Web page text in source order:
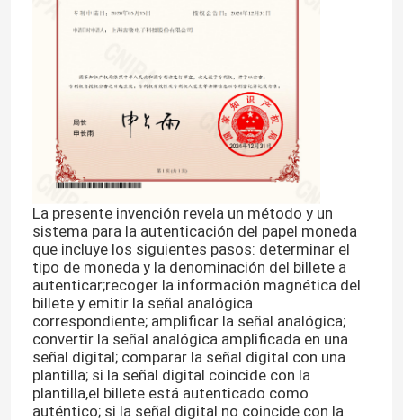
La presente invención revela un método y un
sistema para la autenticación del papel moneda
que incluye los siguientes pasos: determinar el
tipo de moneda y la denominación del billete a
autenticar;recoger la información magnética del
billete y emitir la señal analógica
correspondiente; amplificar la señal analógica;
convertir la señal analógica amplificada en una
señal digital; comparar la señal digital con una
plantilla; si la señal digital coincide con la
plantilla,el billete está autenticado como
auténtico; si la señal digital no coincide con la